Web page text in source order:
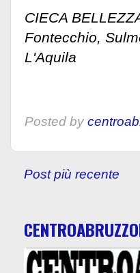
CIECA
Fontecchio,
L'Aquila
Posted by
Post più recente